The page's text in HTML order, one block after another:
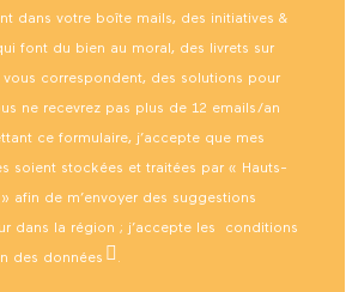
dans votre boîte mails, des initiatives &
font du bien au moral, des livrets sur
correspondent, des solutions pour
ne recevrez pas plus de 12 emails/an
ce formulaire, j’accepte que mes
soient stockées et traitées par « Hauts-
afin de m’envoyer des suggestions
dans la région ; j’accepte les conditions
des données .